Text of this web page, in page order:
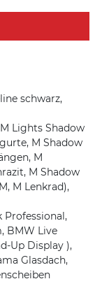
schwarz,
Lights Shadow
M Shadow
M
M Shadow
M Lenkrad),
Professional,
BMW Live
Up Display ),
Glasdach,